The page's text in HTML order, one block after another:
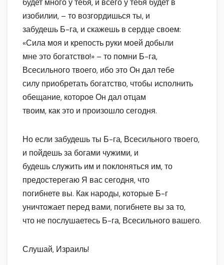
будет много у тебя, и всего у тебя будет в
изобилии, – то возгордишься ты, и
забудешь Б-га, и скажешь в сердце своем:
«Сила моя и крепость руки моей добыли
мне это богатство!» – то помни Б-га,
Всесильного твоего, ибо это Он дал тебе
силу приобретать богатство, чтобы исполнить
обещание, которое Он дал отцам
твоим, как это и произошло сегодня.
Но если забудешь ты Б-га, Всесильного твоего,
и пойдешь за богами чужими, и
будешь служить им и поклоняться им, то
предостерегаю Я вас сегодня, что
погибнете вы. Как народы, которые Б-г
уничтожает перед вами, погибнете вы за то,
что не послушаетесь Б-га, Всесильного вашего.
Слушай, Израиль!